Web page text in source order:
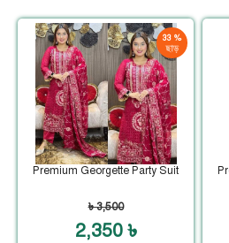
33 %
ছাড়
Premium Georgette Party Suit
৳ 3,500
2,350 ৳